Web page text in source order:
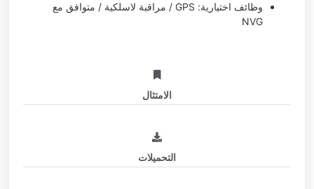
وظائف اختيارية: GPS / مراقبة لاسلكية / متوافق مع
NVG
الامتثال
التحميلات